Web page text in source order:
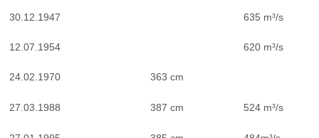
30.12.1947 635 m³/s
12.07.1954 620 m³/s
24.02.1970 363 cm
27.03.1988 387 cm 524 m³/s